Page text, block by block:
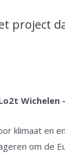
project
klimaat en
om de